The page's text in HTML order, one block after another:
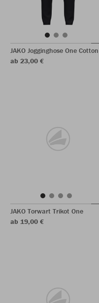
JAKO Jogginghose One Cotton
ab 23,00 €
JAKO Torwart Trikot One
ab 19,00 €